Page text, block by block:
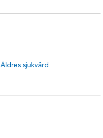
Äldres sjukvård